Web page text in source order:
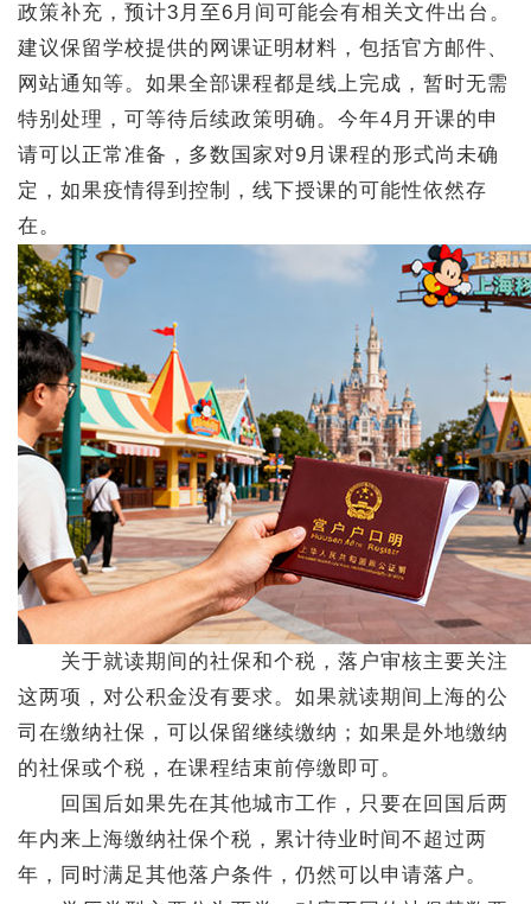
政策补充，预计3月至6月间可能会有相关文件出台。
建议保留学校提供的网课证明材料，包括官方邮件、
网站通知等。如果全部课程都是线上完成，暂时无需
特别处理，可等待后续政策明确。今年4月开课的申
请可以正常准备，多数国家对9月课程的形式尚未确
定，如果疫情得到控制，线下授课的可能性依然存
在。
关于就读期间的社保和个税，落户审核主要关注
这两项，对公积金没有要求。如果就读期间上海的公
司在缴纳社保，可以保留继续缴纳；如果是外地缴纳
的社保或个税，在课程结束前停缴即可。
回国后如果先在其他城市工作，只要在回国后两
年内来上海缴纳社保个税，累计待业时间不超过两
年，同时满足其他落户条件，仍然可以申请落户。